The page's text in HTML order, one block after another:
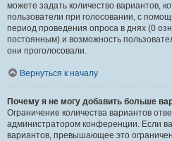
можете задать количество вариантов,
пользователи при голосовании, с
период проведения опроса в днях (0
постоянным) и возможность
они проголосовали.
Вернуться к началу
Почему я не могу добавить больше
Ограничение количества вариантов
администратором конференции. Если
вариантов, превышающее это